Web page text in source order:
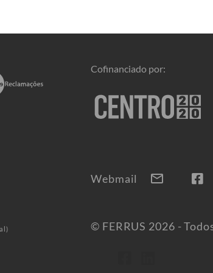
Cofinanciado por:
Webmail mail
© FERRUS 2026 -